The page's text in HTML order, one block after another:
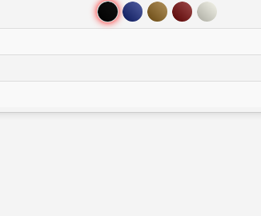
Đen Xanh Nâu Đỏ Trắng